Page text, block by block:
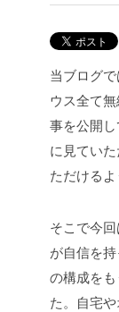
当ブログ
ウス全て
事を公開
に見てい
ただけるよ
そこで今
が自信を
の構成を
た。自宅や